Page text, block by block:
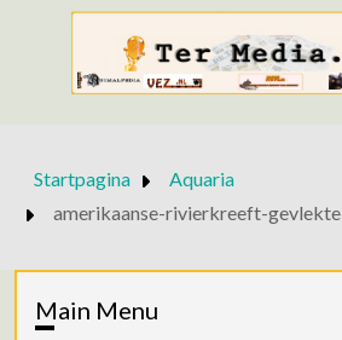
Startpagina
Aquaria
amerikaanse-rivierkreeft-gevlekte
Main Menu